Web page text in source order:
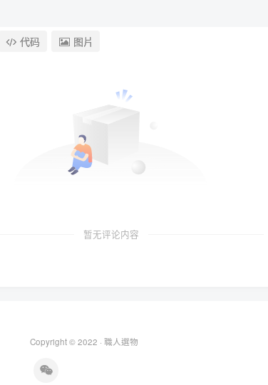
代码 图片
暂无评论内容
Copyright © 2022 · 職人選物